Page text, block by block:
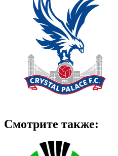
Смотрите также: